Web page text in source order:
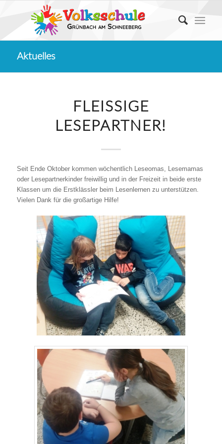
Aktuelles
FLEISSIGE L
ESEPARTNER!
Seit Ende Oktober kommen wöchentlich Leseomas, Lesemamas
oder Lesepartnerkinder freiwillig und in der Freizeit in beide erste
Klassen um die Erstklässler beim Lesenlernen zu unterstützen.
Vielen Dank für die großartige Hilfe!